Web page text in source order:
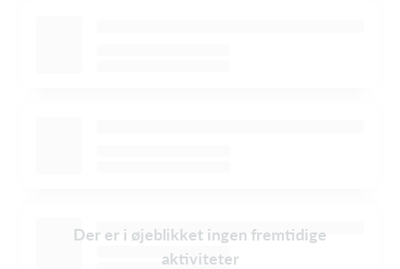
Der er i øjeblikket ingen fremtidige
aktiviteter